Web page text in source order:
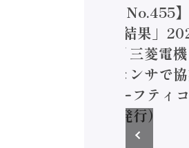
トメーション新聞 No.455
実態調査二次集計結果」
加価値額86兆円 / 三菱電
コン AIビジョンセンサで
安全に動かすセーフティ
（2026年8月5日発行）